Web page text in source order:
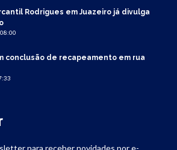
Rodrigues em Juazeiro já divulga
conclusão de recapeamento em rua